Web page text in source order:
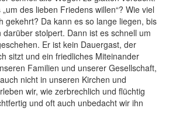
des lieben Friedens willen“? Wie viel
gekehrt? Da kann es so lange liegen, bis
stolpert. Dann ist es schnell um
Er ist kein Dauergast, der
sitzt und ein friedliches Miteinander
Familien und unserer Gesellschaft,
nicht in unseren Kirchen und
wir, wie zerbrechlich und flüchtig
und oft auch unbedacht wir ihn